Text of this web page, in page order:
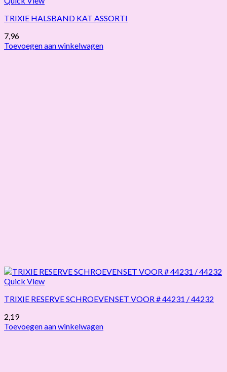
TRIXIE HALSBAND KAT ASSORTI
7,96
Toevoegen aan winkelwagen
Quick View
TRIXIE RESERVE SCHROEVENSET VOOR # 44231 / 44232
2,19
Toevoegen aan winkelwagen